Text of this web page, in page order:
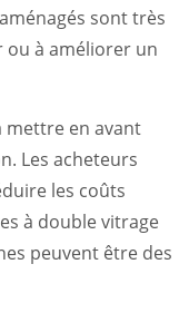
sont très
ou à améliorer un
mettre en avant
Les acheteurs
les coûts
à double vitrage
peuvent être des